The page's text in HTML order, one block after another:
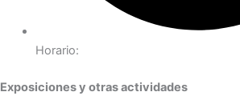
Horario:
Exposiciones y otras actividades